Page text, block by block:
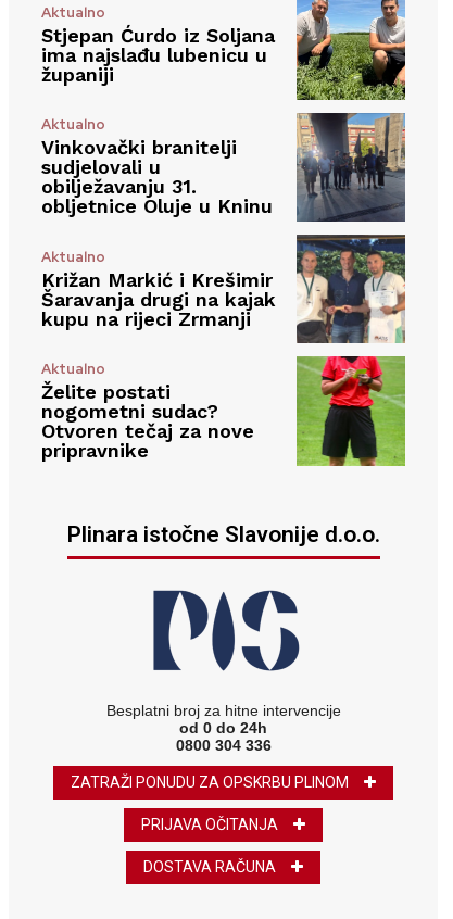
Aktualno
Stjepan Ćurdo iz Soljana
ima najslađu lubenicu u
županiji
Aktualno
Vinkovački branitelji
sudjelovali u
obilježavanju 31.
obljetnice Oluje u Kninu
Aktualno
Križan Markić i Krešimir
Šaravanja drugi na kajak
kupu na rijeci Zrmanji
Aktualno
Želite postati
nogometni sudac?
Otvoren tečaj za nove
pripravnike
Plinara istočne Slavonije d.o.o.
Besplatni broj za hitne intervencije
od 0 do 24h
0800 304 336
ZATRAŽI PONUDU ZA OPSKRBU PLINOM
PRIJAVA OČITANJA
DOSTAVA RAČUNA